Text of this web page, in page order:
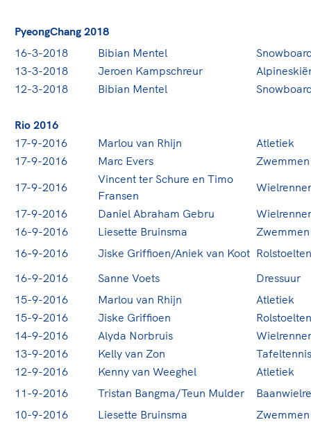
PyeongChang 2018
16-3-2018
Bibian Mentel
13-3-2018
Jeroen Kampschreur
12-3-2018
Bibian Mentel
Rio 2016
17-9-2016
Marlou van Rhijn
Atletiek
17-9-2016
Marc Evers
Zwemmen
17-9-2016
Vincent ter Schure en Timo
Fransen
17-9-2016
Daniel Abraham Gebru
16-9-2016
Liesette Bruinsma
Zwemmen
16-9-2016
Jiske Griffioen/Aniek van Koot
16-9-2016
Sanne Voets
Dressuur
15-9-2016
Marlou van Rhijn
Atletiek
15-9-2016
Jiske Griffioen
14-9-2016
Alyda Norbruis
13-9-2016
Kelly van Zon
Tafeltennis
12-9-2016
Kenny van Weeghel
Atletiek
11-9-2016
Tristan Bangma/Teun Mulder
10-9-2016
Liesette Bruinsma
Zwemmen